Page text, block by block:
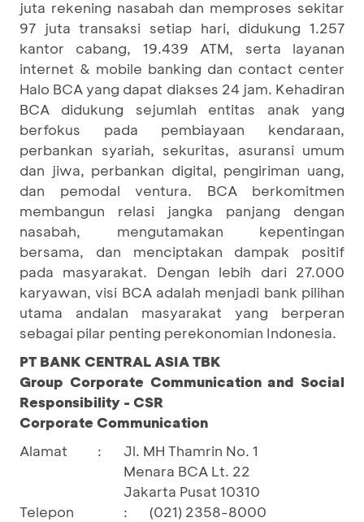
juta rekening nasabah dan memproses sekitar
97 juta transaksi setiap hari, didukung 1.257
kantor cabang, 19.439 ATM, serta layanan
internet & mobile banking dan contact center
Halo BCA yang dapat diakses 24 jam. Kehadiran
BCA didukung sejumlah entitas anak yang
berfokus pada pembiayaan kendaraan,
perbankan syariah, sekuritas, asuransi umum
dan jiwa, perbankan digital, pengiriman uang,
dan pemodal ventura. BCA berkomitmen
membangun relasi jangka panjang dengan
nasabah, mengutamakan kepentingan
bersama, dan menciptakan dampak positif
pada masyarakat. Dengan lebih dari 27.000
karyawan, visi BCA adalah menjadi bank pilihan
utama andalan masyarakat yang berperan
sebagai pilar penting perekonomian Indonesia.
PT BANK CENTRAL ASIA TBK
Group Corporate Communication and Social
Responsibility - CSR
Corporate Communication
Alamat
:
Jl. MH Thamrin No. 1
Menara BCA Lt. 22
Jakarta Pusat 10310
Telepon
:
(021) 2358-8000